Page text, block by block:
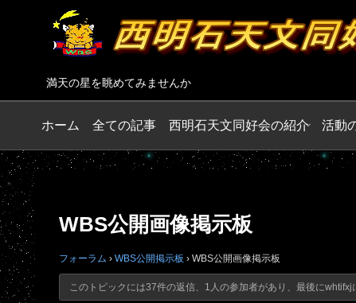
満天の星を眺めてみませんか
ホーム 全ての記事 西明石天文同好会の紹介 活動
WBS公開画像掲示板
フォーラム › WBS公開掲示板 › WBS公開画像掲示板
このトピックには37件の返信、1人の参加者があり、最後にwhtifxj